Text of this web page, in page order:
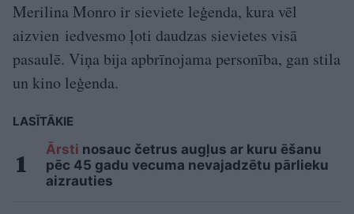
Merilina Monro ir sieviete leģenda, kura vēl
aizvien iedvesmo ļoti daudzas sievietes visā
pasaulē. Viņa bija apbrīnojama personība, gan stila
un kino leģenda.
LASĪTĀKIE
Ārsti nosauc četrus augļus ar kuru ēšanu
pēc 45 gadu vecuma nevajadzētu pārlieku
aizrauties